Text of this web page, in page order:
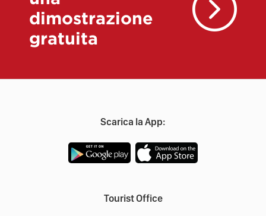
dimostrazione
gratuita
Scarica la App:
Tourist Office